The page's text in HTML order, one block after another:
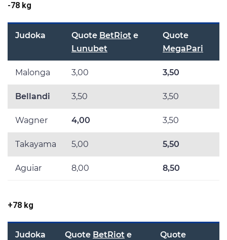
-78 kg
Judoka Quote BetRiot e
Lunubet
Quote
MegaPari
Malonga 3,00 3,50
Bellandi 3,50 3,50
Wagner 4,00 3,50
Takayama 5,00 5,50
Aguiar 8,00 8,50
+78 kg
Judoka Quote BetRiot e
Quote